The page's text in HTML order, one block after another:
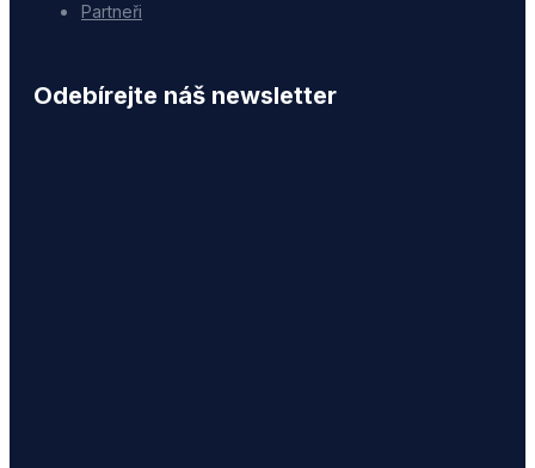
Partneři
Odebírejte náš newsletter